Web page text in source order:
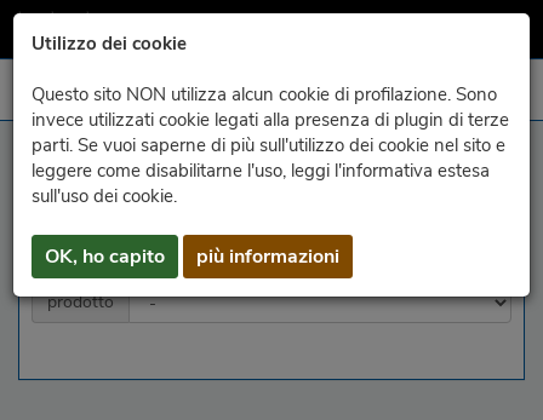
Utilizzo dei cookie
Questo sito NON utilizza alcun cookie di profilazione. Sono
invece utilizzati cookie legati alla presenza di plugin di terze
parti. Se vuoi saperne di più sull'utilizzo dei cookie nel sito e
leggere come disabilitarne l'uso, leggi l'informativa estesa
sull'uso dei cookie.
OK, ho capito più informazioni
archivio - satellite
anno mese
prodotto